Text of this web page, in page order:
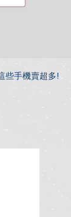
些手機賣超多!